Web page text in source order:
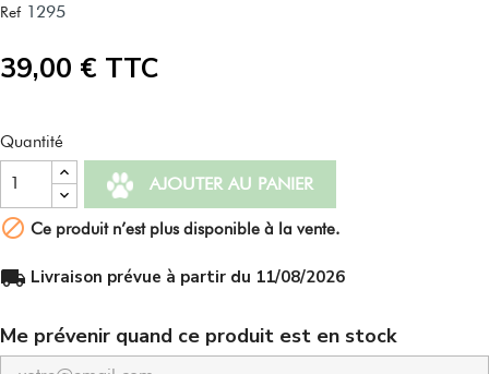
Ref 1295
39,00 € TTC
Quantité
AJOUTER AU PANIER
 Ce produit n’est plus disponible à la vente.
local_shipping Livraison prévue à partir du 11/08/2026
Me prévenir quand ce produit est en stock